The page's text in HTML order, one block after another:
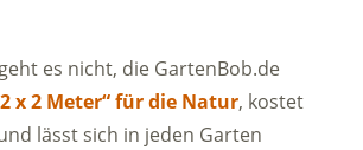
es nicht, die GartenBob.de
x 2 Meter“ für die Natur, kostet
lässt sich in jeden Garten